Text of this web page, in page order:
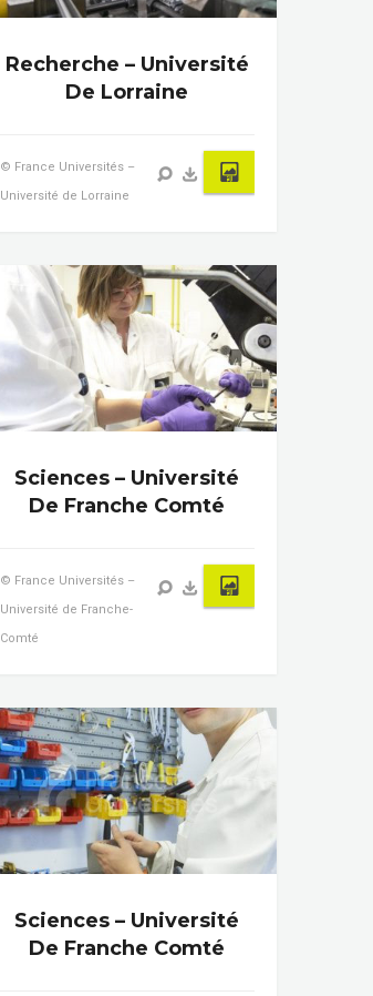
Recherche – Université
De Lorraine
© France Universités –
Université de Lorraine
Sciences – Université
De Franche Comté
© France Universités –
Université de Franche-
Comté
Sciences – Université
De Franche Comté